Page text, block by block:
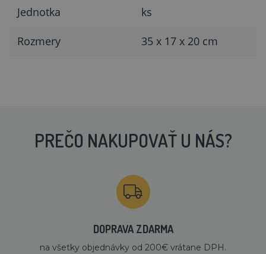
Jednotka ks
Rozmery 35 x 17 x 20 cm
PREČO NAKUPOVAŤ U NÁS?
DOPRAVA ZDARMA
na všetky objednávky od 200€ vrátane DPH.